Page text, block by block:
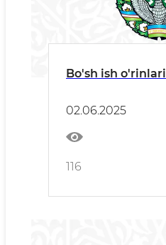
Bo'sh ish o'rinlari
02.06.2025
116